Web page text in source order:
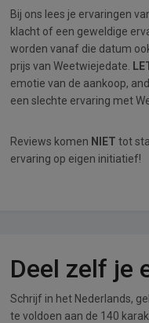
Bij ons lees je ervaringen
klacht of een geweldige
worden vanaf die datum
prijs van Weetwiejedate.
emotie van de aankoop,
een slechte ervaring met
Reviews komen NIET tot
ervaring op eigen initiatief!
Deel zelf je
Schrijf in het Nederlands,
te voldoen aan de 140